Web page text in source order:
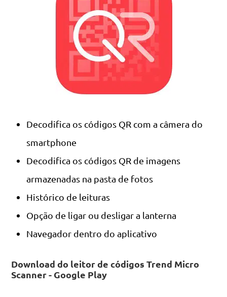
Decodifica os códigos QR com a câmera do
smartphone
Decodifica os códigos QR de imagens
armazenadas na pasta de fotos
Histórico de leituras
Opção de ligar ou desligar a lanterna
Navegador dentro do aplicativo
Download do leitor de códigos Trend Micro
Scanner - Google Play